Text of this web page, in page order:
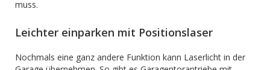
muss.
Leichter einparken mit Positionslaser
Nochmals eine ganz andere Funktion kann Laserlicht in der